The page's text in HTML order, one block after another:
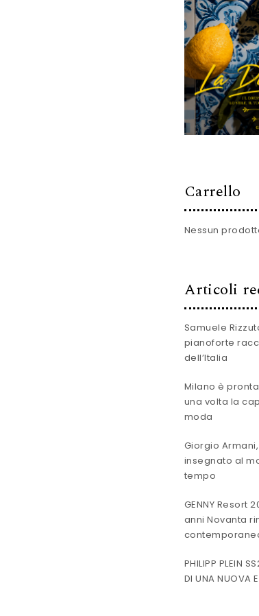
Carrello
Nessun
Articoli
Samuele
pianoforte
dell’Italia
Milano è
una volta la
moda
Giorgio
insegnato al
tempo
GENNY Resort
anni Novanta
PHILIPP PLEIN
DI UNA NUOVA